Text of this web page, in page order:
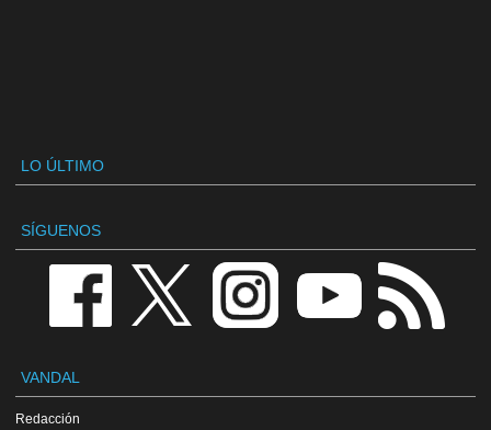
LO ÚLTIMO
SÍGUENOS
VANDAL
Redacción